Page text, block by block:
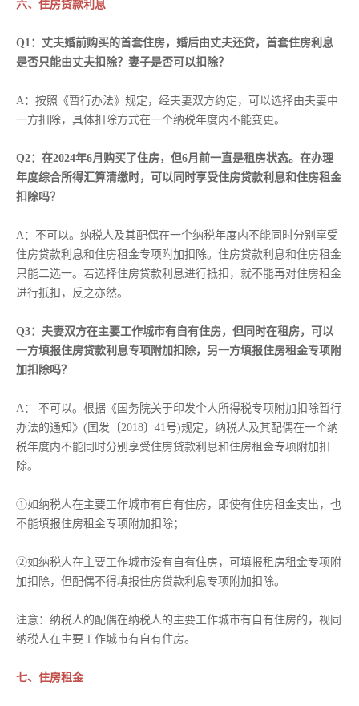
六、住房贷款利息
Q1：丈夫婚前购买的首套住房，婚后由丈夫还贷，首套住房利息
是否只能由丈夫扣除？妻子是否可以扣除？
A：按照《暂行办法》规定，经夫妻双方约定，可以选择由夫妻中
一方扣除，具体扣除方式在一个纳税年度内不能变更。
Q2：在2024年6月购买了住房，但6月前一直是租房状态。在办理
年度综合所得汇算清缴时，可以同时享受住房贷款利息和住房租金
扣除吗？
A：不可以。纳税人及其配偶在一个纳税年度内不能同时分别享受
住房贷款利息和住房租金专项附加扣除。住房贷款利息和住房租金
只能二选一。若选择住房贷款利息进行抵扣，就不能再对住房租金
进行抵扣，反之亦然。
Q3：夫妻双方在主要工作城市有自有住房，但同时在租房，可以
一方填报住房贷款利息专项附加扣除，另一方填报住房租金专项附
加扣除吗？
A： 不可以。根据《国务院关于印发个人所得税专项附加扣除暂行
办法的通知》(国发〔2018〕41号)规定，纳税人及其配偶在一个纳
税年度内不能同时分别享受住房贷款利息和住房租金专项附加扣
除。
①如纳税人在主要工作城市有自有住房，即使有住房租金支出，也
不能填报住房租金专项附加扣除；
②如纳税人在主要工作城市没有自有住房，可填报租房租金专项附
加扣除，但配偶不得填报住房贷款利息专项附加扣除。
注意：纳税人的配偶在纳税人的主要工作城市有自有住房的，视同
纳税人在主要工作城市有自有住房。
七、住房租金